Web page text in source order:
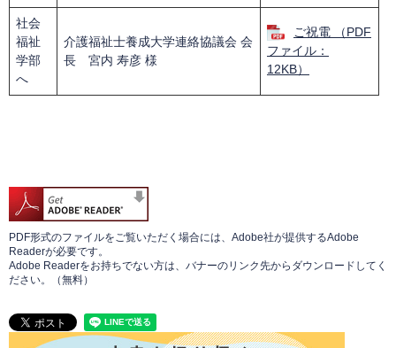
社会
福祉
学部
へ
介護福祉士養成大学連絡協議会 会
長 宮内 寿彦 様
ご祝電 （PDF
ファイル：
12KB）
PDF形式のファイルをご覧いただく場合には、Adobe社が提供するAdobe
Readerが必要です。
Adobe Readerをお持ちでない方は、バナーのリンク先からダウンロードしてく
ださい。（無料）